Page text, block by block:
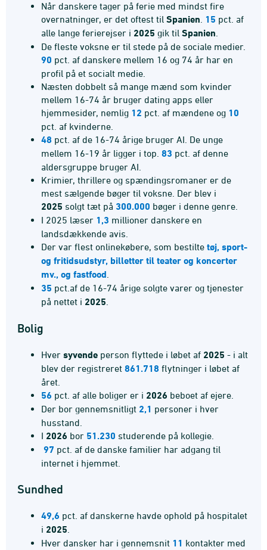
Når danskere tager på ferie med mindst fire
overnatninger, er det oftest til Spanien 15 pct. af
alle lange ferierejser i 2025 gik til Spanien
De fleste voksne er til stede på de sociale medier.
90 pct. af danskere mellem 16 og 74 år har en
profil på et socialt medie.
Næsten dobbelt så mange mænd som kvinder
mellem 16-74 år bruger dating apps eller
hjemmesider, nemlig 12 pct. af mændene og 10
pct. af kvinderne.
48 pct. af de 16-74 årige bruger AI. De unge
mellem 16-19 år ligger i top. 83 pct. af denne
aldersgruppe bruger AI.
Krimier, thrillere og spændingsromaner er de
mest sælgende bøger til voksne. Der blev i
2025 solgt tæt på 300.000 bøger i denne genre.
I 2025 læser 1,3 millioner danskere en
landsdækkende avis.
Der var flest onlinekøbere, som bestilte tøj, sport-
og fritidsudstyr, billetter til teater og koncerter
mv., og fastfood
35 pct. af de 16-74 årige solgte varer og tjenester
på nettet i 2025
Bolig
Hver syvende person flyttede i løbet af 2025 - i alt
blev der registreret 861.718 flytninger i løbet af
året.
56 pct. af alle boliger er i 2026 beboet af ejere.
Der bor gennemsnitligt 2,1 personer i hver
husstand.
I 2026 bor 51.230 studerende på kollegie.
97 pct. af de danske familier har adgang til
internet i hjemmet.
Sundhed
49,6 pct. af danskerne havde ophold på hospitalet
i 2025
Hver dansker har i gennemsnit 11 kontakter med